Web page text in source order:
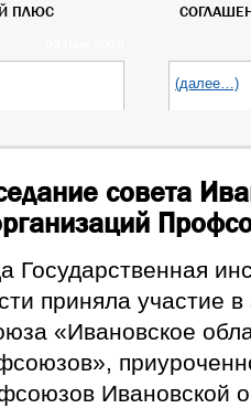
ПЛЮС
(далее…)
совета
Государственная
приняла участие
«Ивановское
Ивановской